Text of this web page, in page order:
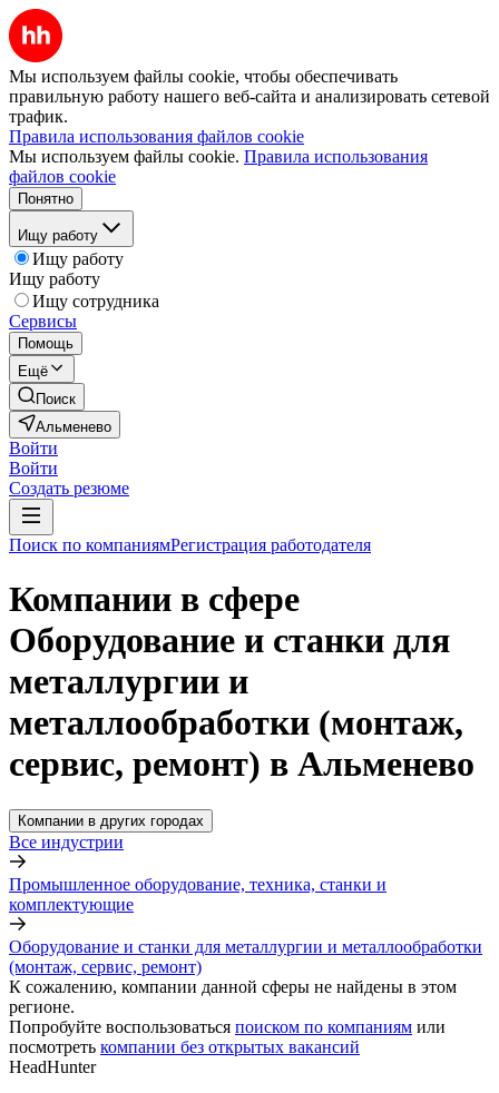
Мы используем файлы cookie, чтобы обеспечивать
правильную работу нашего веб-сайта и анализировать сетевой
трафик.
Правила использования файлов cookie
Мы используем файлы cookie. Правила использования
файлов cookie
Понятно
Ищу работу
Ищу работу
Ищу работу
Ищу сотрудника
Сервисы
Помощь
Ещё
Поиск
Альменево
Войти
Войти
Создать резюме
Поиск по компаниямРегистрация работодателя
Компании в сфере
Оборудование и станки для
металлургии и
металлообработки (монтаж,
сервис, ремонт) в Альменево
Компании в других городах
Все индустрии
Промышленное оборудование, техника, станки и
комплектующие
Оборудование и станки для металлургии и металлообработки
(монтаж, сервис, ремонт)
К сожалению, компании данной сферы не найдены в этом
регионе.
Попробуйте воспользоваться поиском по компаниям или
посмотреть компании без открытых вакансий
HeadHunter